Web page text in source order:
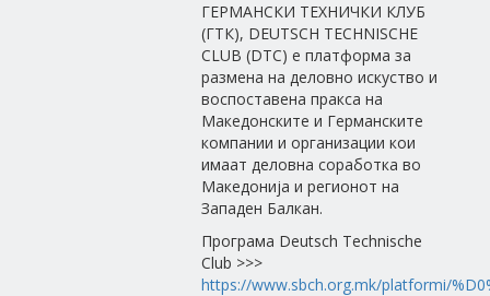
ГЕРМАНСКИ ТЕХНИЧКИ КЛУБ
(ГТК), DEUTSCH TECHNISCHE
CLUB (DTC) е платформа за
размена на деловно искуство и
воспоставена пракса на
Македонските и Германските
компании и организации кои
имаат деловна соработка во
Македонија и регионот на
Западен Балкан.
Програма Deutsch Technische
Club >>>
https://www.sbch.org.mk/platformi/